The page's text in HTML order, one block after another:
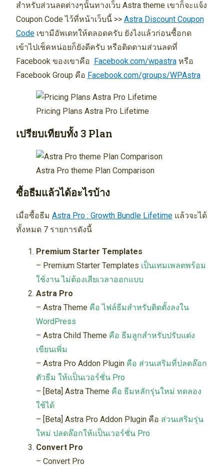
สำหรับส่วนลดต่างๆนั้นทางเว็บ Astra theme เขาก็จะแจ้ง
Coupon Code ไว้ที่หน้าเว็บนี้ >> Astra Discount Coupon
Codeเขามีอัพเดทให้ตลอดครับ ยังไงแล้วก่อนซื้อกด
เข้าไปเช็คหน่อยก็ยังดีครับ หรือติดตามส่วนลดที่
Facebook ของเขาคือ
Facebook.com/wpastraหรือ
Facebook Group คือ Facebook.com/groups/WPAstra
Pricing Plans Astra Pro Lifetime
เปรียบเทียบทั้ง 3 Plan
Astra Pro theme Plan Comparison
ซื้อธีมแล้วได้อะไรบ้าง
เมื่อซื้อธีม Astra Pro : Growth Bundle Lifetimeแล้วจะได้
ทั้งหมด 7 รายการดังนี้
Premium Starter Templates
– Premium Starter Templates เป็นเทมเพลตพร้อม
ใช้งาน ไม่ต้องเสียเวลาออกแบบ
Astra Pro
– Astra Theme คือ ไฟล์ธีมสำหรับติดตั้งลงใน
WordPress
– Astra Child Theme คือ ธีมลูกสำหรับปรับแต่ง
เขียนเพิ่ม
– Astra Pro Addon Plugin คือ ส่วนเสริมที่ปลดล๊อก
ตัวธีม ให้เเป็นเวอร์ชั่น Pro
– [Beta] Astra Theme คือ ธีมหลักรุ่นใหม่ ทดลอง
ใช้ได้
– [Beta] Astra Pro Addon Plugin คือ ส่วนเสริมรุ่น
ใหม่ ปลดล๊อกให้เเป็นเวอร์ชั่น Pro
Convert Pro
– Convert Pro